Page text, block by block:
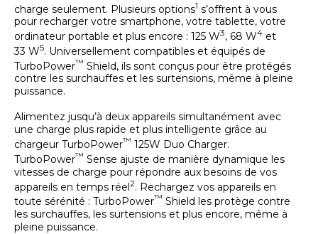
charge seulement. Plusieurs options1 s’offrent à vous
pour recharger votre smartphone, votre tablette, votre
ordinateur portable et plus encore : 125 W3, 68 W4 et
33 W5. Universellement compatibles et équipés de
TurboPower™ Shield, ils sont conçus pour être protégés
contre les surchauffes et les surtensions, même à pleine
puissance.
Alimentez jusqu’à deux appareils simultanément avec
une charge plus rapide et plus intelligente grâce au
chargeur TurboPower™ 125W Duo Charger.
TurboPower™ Sense ajuste de manière dynamique les
vitesses de charge pour répondre aux besoins de vos
appareils en temps réel2. Rechargez vos appareils en
toute sérénité : TurboPower™ Shield les protège contre
les surchauffes, les surtensions et plus encore, même à
pleine puissance.